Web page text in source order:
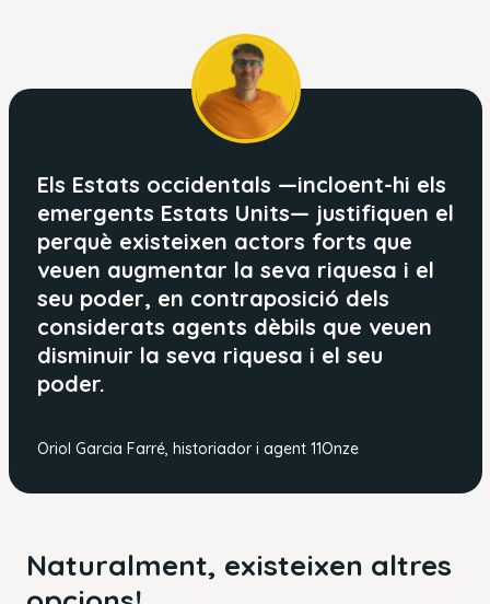
Els Estats occidentals —incloent-hi els
emergents Estats Units— justifiquen el
perquè existeixen actors forts que
veuen augmentar la seva riquesa i el
seu poder, en contraposició dels
considerats agents dèbils que veuen
disminuir la seva riquesa i el seu
poder.
Oriol Garcia Farré, historiador i agent 11Onze
Naturalment, existeixen altres